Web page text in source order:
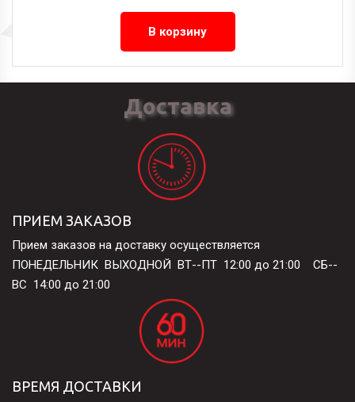
В корзину
Доставка
ПРИЕМ ЗАКАЗОВ
Прием заказов на доставку осуществляется
ПОНЕДЕЛЬНИК  ВЫХОДНОЙ  ВТ--ПТ  12:00 до 21:00    СБ--
ВС  14:00 до 21:00
ВРЕМЯ ДОСТАВКИ